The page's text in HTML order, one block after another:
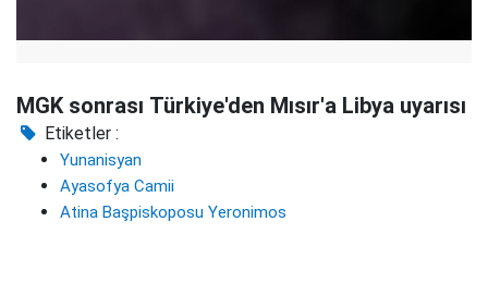
MGK sonrası Türkiye'den Mısır'a Libya uyarısı
Etiketler :
Yunanisyan
Ayasofya Camii
Atina Başpiskoposu Yeronimos